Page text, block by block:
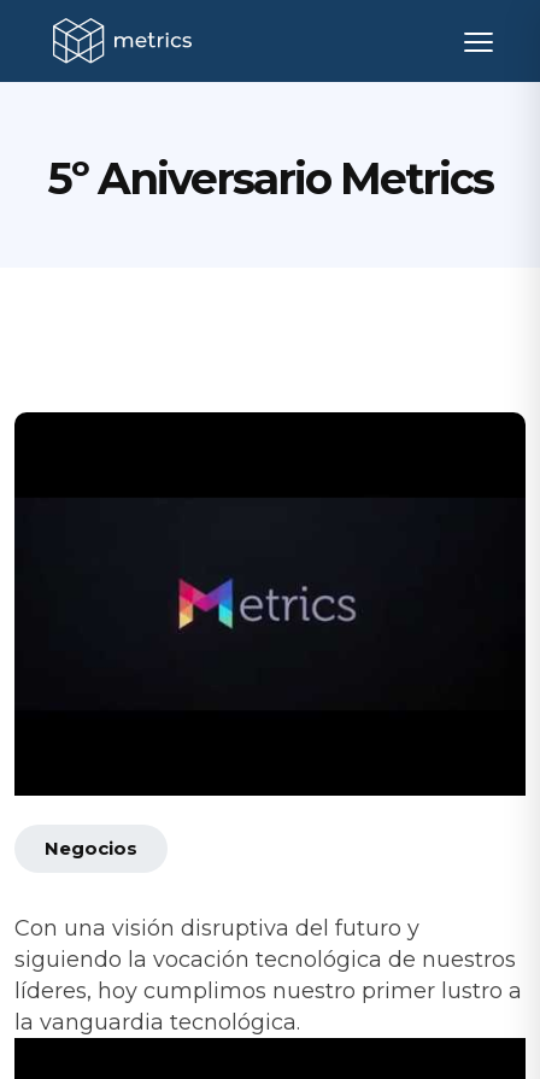
5º Aniversario Metrics
Negocios
Con una visión disruptiva del futuro y
siguiendo la vocación tecnológica de nuestros
líderes, hoy cumplimos nuestro primer lustro a
la vanguardia tecnológica.